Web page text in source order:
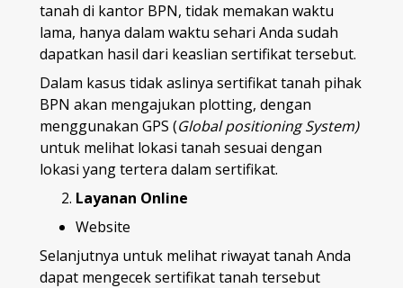
tanah di kantor BPN, tidak memakan waktu
lama, hanya dalam waktu sehari Anda sudah
dapatkan hasil dari keaslian sertifikat tersebut.
Dalam kasus tidak aslinya sertifikat tanah pihak
BPN akan mengajukan plotting, dengan
menggunakan GPS (Global positioning System)
untuk melihat lokasi tanah sesuai dengan
lokasi yang tertera dalam sertifikat.
Layanan Online
Website
Selanjutnya untuk melihat riwayat tanah Anda
dapat mengecek sertifikat tanah tersebut